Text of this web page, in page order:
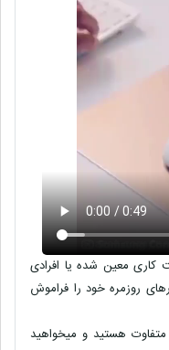
کاری معین شده یا افرادی
روزمره خود را فراموش
متفاوت هستید و میخواهید